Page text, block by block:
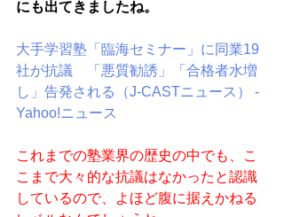
にも出てきましたね。
大手学習塾「臨海セミナー」に同業19
社が抗議　「悪質勧誘」「合格者水増
し」告発される（J-CASTニュース） -
Yahoo!ニュース
これまでの塾業界の歴史の中でも、こ
こまで大々的な抗議はなかったと認識
しているので、よほど腹に据えかねる